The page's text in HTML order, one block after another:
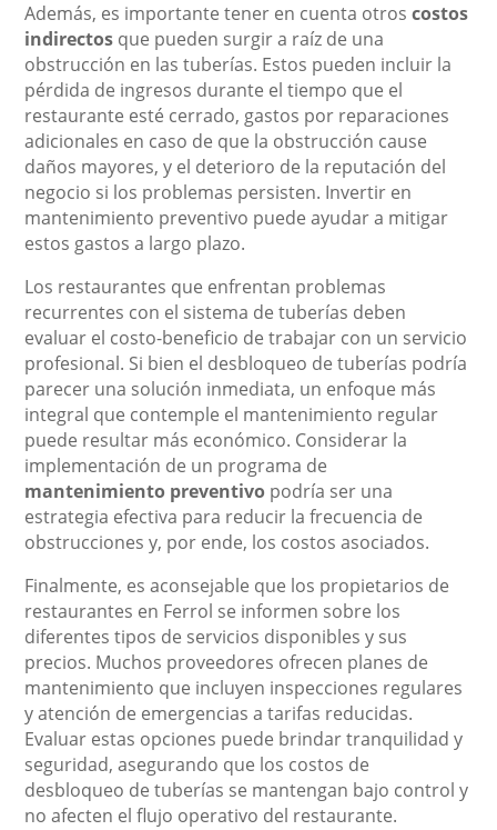
Además, es importante tener en cuenta otroscostos
indirectos que pueden surgir a raíz de una
obstrucción en las tuberías. Estos pueden incluir la
pérdida de ingresos durante el tiempo que el
restaurante esté cerrado, gastos por reparaciones
adicionales en caso de que la obstrucción cause
daños mayores, y el deterioro de la reputación del
negocio si los problemas persisten. Invertir en
mantenimiento preventivo puede ayudar a mitigar
estos gastos a largo plazo.
Los restaurantes que enfrentan problemas
recurrentes con el sistema de tuberías deben
evaluar el costo-beneficio de trabajar con un servicio
profesional. Si bien el desbloqueo de tuberías podría
parecer una solución inmediata, un enfoque más
integral que contemple el mantenimiento regular
puede resultar más económico. Considerar la
implementación de un programa de
mantenimiento preventivo podría ser una
estrategia efectiva para reducir la frecuencia de
obstrucciones y, por ende, los costos asociados.
Finalmente, es aconsejable que los propietarios de
restaurantes en Ferrol se informen sobre los
diferentes tipos de servicios disponibles y sus
precios. Muchos proveedores ofrecen planes de
mantenimiento que incluyen inspecciones regulares
y atención de emergencias a tarifas reducidas.
Evaluar estas opciones puede brindar tranquilidad y
seguridad, asegurando que los costos de
desbloqueo de tuberías se mantengan bajo control y
no afecten el flujo operativo del restaurante.